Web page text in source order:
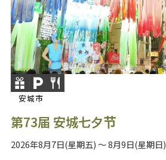
安城市
第73届 安城七夕节
2026年8月7日(星期五) ～ 8月9日(星期日)